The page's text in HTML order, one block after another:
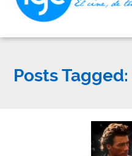
Posts Tagged: